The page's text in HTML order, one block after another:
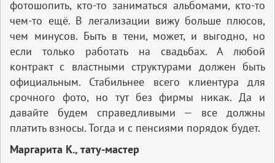
фотошопить, кто-то заниматься альбомами, кто-то
чем-то ещё. В легализации вижу больше плюсов,
чем минусов. Быть в тени, может, и выгодно, но
если только работать на свадьбах. А любой
контракт с властными структурами должен быть
официальным. Стабильнее всего клиентура для
срочного фото, но тут без фирмы никак. Да и
давайте будем справедливыми — все должны
платить взносы. Тогда и с пенсиями порядок будет.
Маргарита К., тату-мастер